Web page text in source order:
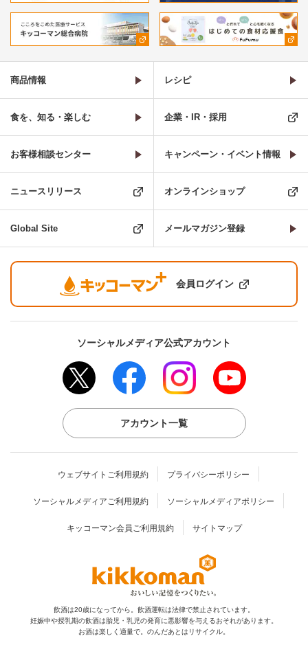
商品情報 レシピ
食を、知る・楽しむ 企業・IR・採用
お客様相談センター キャンペーン・イベント情報
ニュースリリース オンラインショップ
Global Site メールマガジン登録
会員ログイン
ソーシャルメディア公式アカウント
アカウント一覧
ウェブサイトご利用規約 プライバシーポリシー
ソーシャルメディアご利用規約 ソーシャルメディアポリシー
キッコーマン会員ご利用規約 サイトマップ
飲酒は20歳になってから。飲酒運転は法律で禁止されています。
妊娠中や授乳期の飲酒は胎児・乳児の発育に悪影響を与えるおそれがあります。
お酒は楽しく適量で。のんだあとはリサイクル。